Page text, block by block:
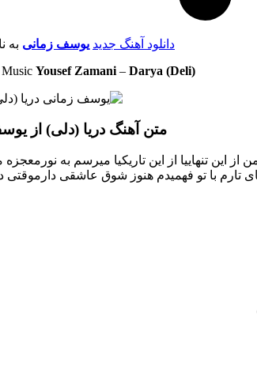
دانلود آهنگ جدید یوسف زمانی به
Yousef Zamani– Darya (Deli)
متن آهنگ دریا (دلی) از
از این تنهاییا از این تاریکیا میرسم به
تارم با تو فهمیدم هنوز شوق عاشقی